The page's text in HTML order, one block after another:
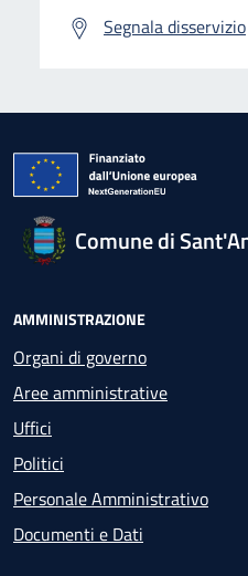
Segnala disservizio
Comune di
AMMINISTRAZIONE
Organi di governo
Aree amministrative
Uffici
Politici
Personale Amministrativo
Documenti e Dati